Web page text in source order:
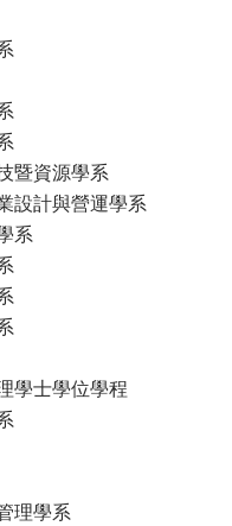
暨資源學系
設計與營運學系
系
學士學位學程
理學系